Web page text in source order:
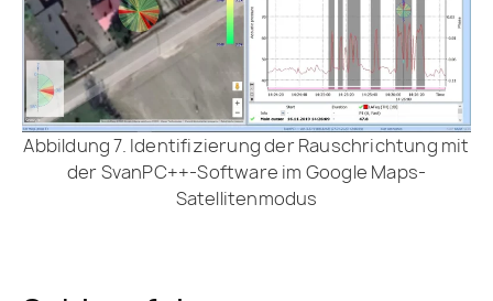
Abbildung 7. Identifizierung der Rauschrichtung mit
der SvanPC++-Software im Google Maps-
Satellitenmodus